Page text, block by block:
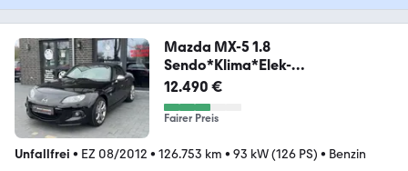
Mazda MX-5 1.8
Sendo*Klima*Elek-
F+S*LEDER*Top-Zustand*
12.490 €
Fairer Preis
Unfallfrei • EZ 08/2012 • 126.753 km • 93 kW (126 PS) • Benzin